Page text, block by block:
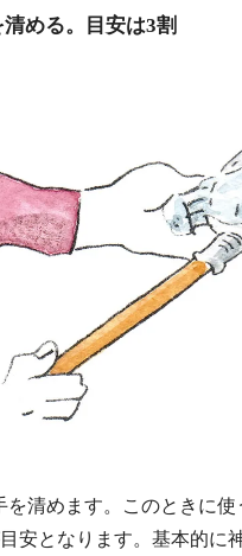
める。目安は3割
を清めます。このときに
安となります。基本的に